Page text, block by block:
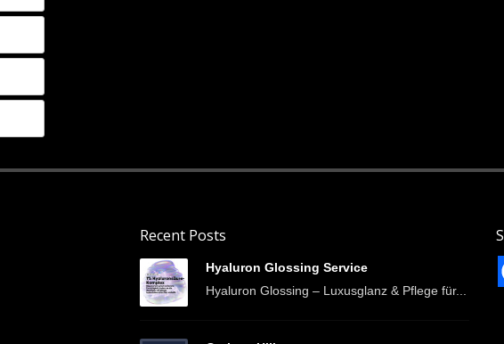
Recent Posts
Hyaluron Glossing Service
Hyaluron Glossing – Luxusglanz & Pflege für...